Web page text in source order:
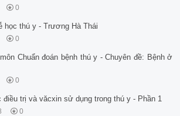
0
học thú y - Trương Hà Thái
0
Chuẩn đoán bệnh thú y - Chuyên đề: Bệnh ở
0
điều trị và văcxin sử dụng trong thú y - Phần 1
0